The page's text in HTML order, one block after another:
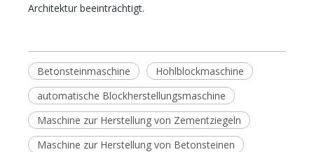
Architektur beeinträchtigt.
Betonsteinmaschine
Hohlblockmaschine
automatische Blockherstellungsmaschine
Maschine zur Herstellung von Zementziegeln
Maschine zur Herstellung von Betonsteinen